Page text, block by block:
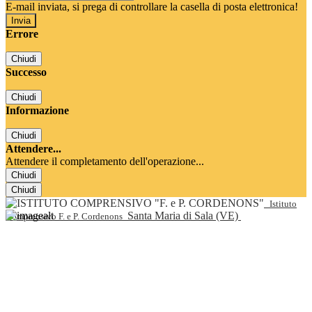
E-mail inviata, si prega di controllare la casella di posta elettronica!
Errore
Chiudi
Successo
Chiudi
Informazione
Chiudi
Attendere...
Attendere il completamento dell'operazione...
Chiudi
Chiudi
Istituto
Comprensivo F. e P. Cordenons Santa Maria di Sala (VE)